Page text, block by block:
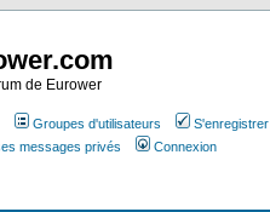
de Eurower
Groupes d'utilisateurs
S'enregistrer
messages privés Connexion